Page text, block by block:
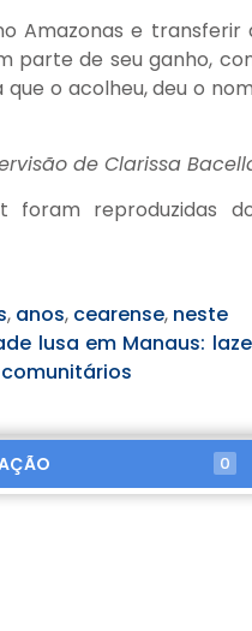
Amazonas e transferir
parte de seu ganho,
o acolheu, deu o
de Clarissa
foram reproduzidas
, anos, cearense, neste
lusa em Manaus:
0